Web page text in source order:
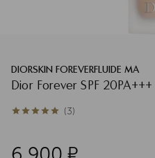
DIORSKIN FOREVERFLUIDE MA
Dior Forever SPF
5из 53 (3)